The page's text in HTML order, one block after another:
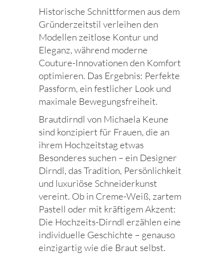
Historische Schnittformen aus dem
Gründerzeitstil verleihen den
Modellen zeitlose Kontur und
Eleganz, während moderne
Couture-Innovationen den Komfort
optimieren. Das Ergebnis: Perfekte
Passform, ein festlicher Look und
maximale Bewegungsfreiheit.
Brautdirndl von Michaela Keune
sind konzipiert für Frauen, die an
ihrem Hochzeitstag etwas
Besonderes suchen – ein Designer
Dirndl, das Tradition, Persönlichkeit
und luxuriöse Schneiderkunst
vereint. Ob in Creme-Weiß, zartem
Pastell oder mit kräftigem Akzent:
Die Hochzeits-Dirndl erzählen eine
individuelle Geschichte – genauso
einzigartig wie die Braut selbst.